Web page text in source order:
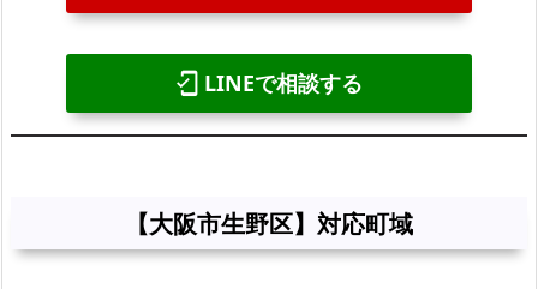
mobile_friendly LINEで相談する
【大阪市生野区】対応町域